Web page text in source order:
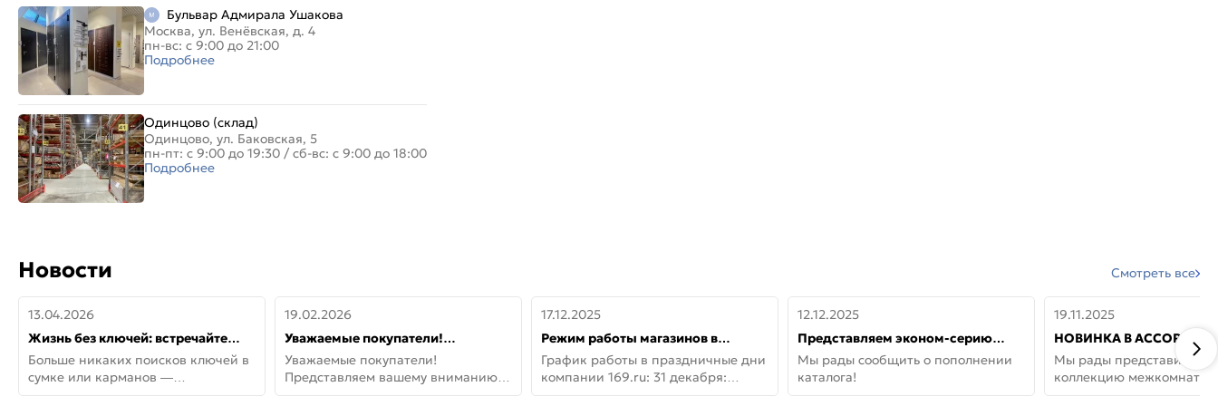
Бульвар Адмирала Ушакова
Москва, ул. Венёвская, д. 4
пн-вс: с 9:00 до 21:00
Подробнее
Одинцово (склад)
Одинцово, ул. Баковская, 5
пн-пт: с 9:00 до 19:30 / сб-вс: с 9:00 до 18:00
Подробнее
Новости Смотреть все
13.04.2026
Жизнь без ключей: встречайте
новую дверь СИТИ ИНТЕГРА
АйКью!
Больше никаких поисков ключей в
сумке или карманов —
представляем СИТИ ИНТЕГРА
19.02.2026
Уважаемые покупатели!
Представляем вашему вниманию
новинки от Armadillo!
Уважаемые покупатели!
Представляем вашему вниманию
новинки от Armadillo! Новая
17.12.2025
Режим работы магазинов в
праздничные дни с 31 декабря по
11 января
График работы в праздничные дни
компании 169.ru: 31 декабря:
Заказы, самовывоз и доставки —
12.12.2025
Представляем эконом-серию
дверей от бренда Portika, где цена
не значит «просто»
Мы рады сообщить о пополнении
каталога!
19.11.2025
НОВИНКА В
ДВЕРИ GLOSSMAT —
НЕОКЛАССИКА И УЮТ
Мы рады представить
коллекцию
GlossMat